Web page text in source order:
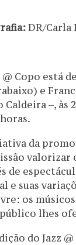
DR/Carla
@ Copo está
e
Caldeira –, às
da
valorizar
de
e suas
os
lhes
do Jazz